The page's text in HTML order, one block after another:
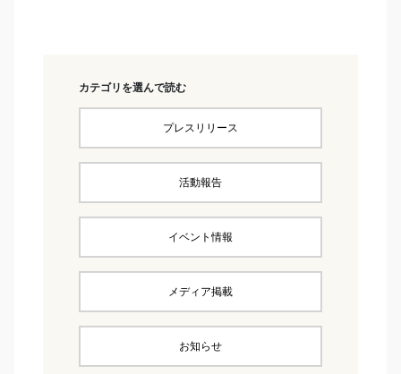
カテゴリを選んで読む
プレスリリース
活動報告
イベント情報
メディア掲載
お知らせ